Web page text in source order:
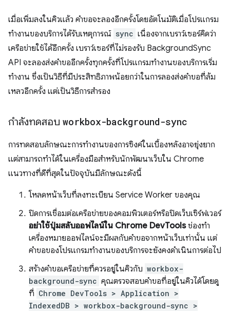
เมื่อเพิ่มลงในคิวแล้ว คำขอจะลองอีกครั้งโดยอัตโนมัติเมื่อโปรแกรม
ทำงานของบริการได้รับเหตุการณ์ sync เนื่องจากเบราว์เซอร์คิดว่า
เครือข่ายใช้ได้อีกครั้ง เบราว์เซอร์ที่ไม่รองรับ BackgroundSync
API จะลองส่งคำขออีกครั้งทุกครั้งที่โปรแกรมทำงานของบริการเริ่ม
ทำงาน ซึ่งเป็นวิธีที่มีประสิทธิภาพน้อยกว่าในการลองส่งคำขอที่ล้ม
เหลวอีกครั้ง แต่เป็นวิธีการสำรอง
กำลังทดสอบ workbox-background-sync
การทดสอบลักษณะการทำงานของการซิงค์ในเบื้องหลังอาจยุ่งยาก
แต่สามารถทำได้ในเครื่องมือสำหรับนักพัฒนาเว็บใน Chrome
แนวทางที่ดีที่สุดในปัจจุบันมีลักษณะดังนี้
โหลดหน้าเว็บที่ลงทะเบียน Service Worker ของคุณ
ปิดการเชื่อมต่อเครือข่ายของคอมพิวเตอร์หรือปิดเว็บเซิร์ฟเวอร์
อย่าใช้ปุ่มสลับออฟไลน์ใน Chrome DevToolsช่องทำ
เครื่องหมายออฟไลน์จะมีผลกับคำขอจากหน้าเว็บเท่านั้น แต่
คำขอของโปรแกรมทำงานของบริการจะยังคงดำเนินการต่อไป
สร้างคำขอเครือข่ายที่ควรอยู่ในคิวกับ workbox-
background-sync คุณตรวจสอบคำขอที่อยู่ในคิวได้โดยดู
ที่ Chrome DevTools > Application >
IndexedDB > workbox-background-sync >